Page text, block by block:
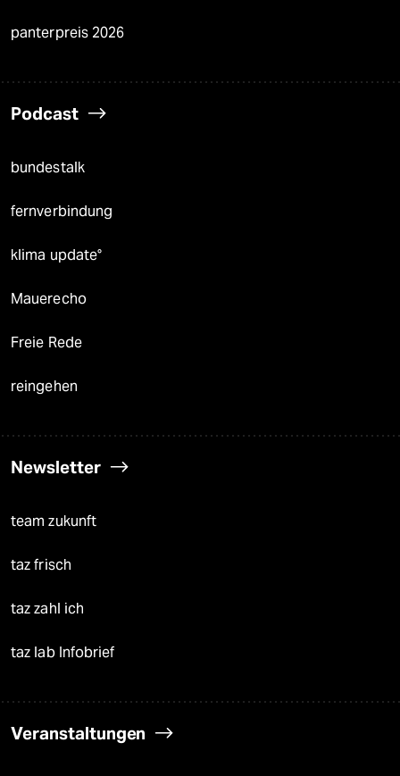
panterpreis 2026
Podcast
bundestalk
fernverbindung
klima update°
Mauerecho
Freie Rede
reingehen
Newsletter
team zukunft
taz frisch
taz zahl ich
taz lab Infobrief
Veranstaltungen